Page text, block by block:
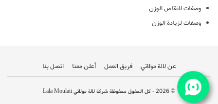
وصفات لانقاص الوزن
وصفات لزيادة الوزن
عن لالة مولاتي فريق العمل أعلن معنا اتصل بنا
© 2026 - كل الحقوق محفوظة شركة لالة مولاتي Lala Moulati